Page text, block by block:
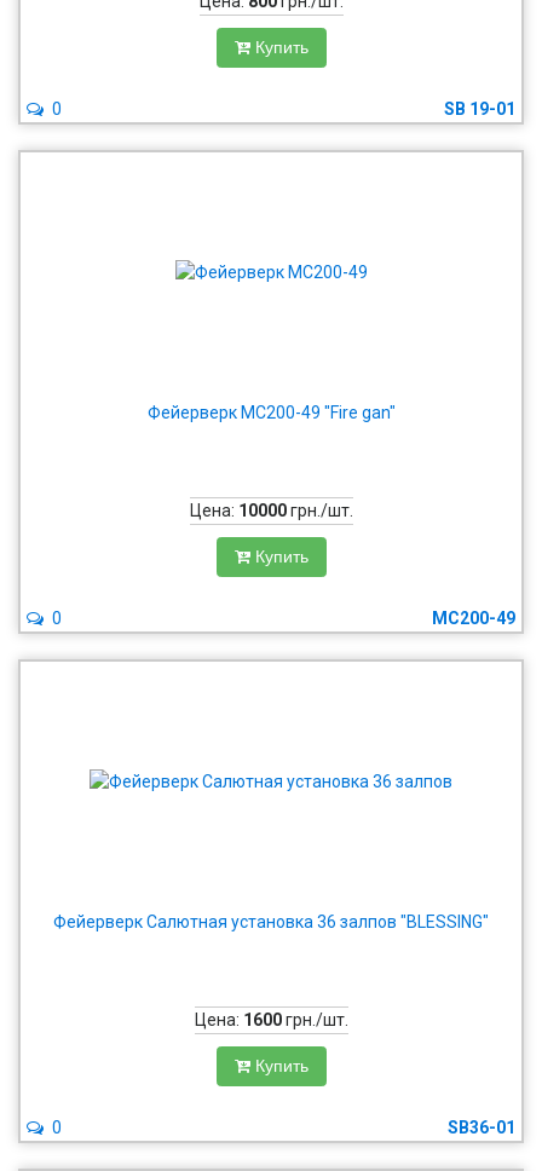
Купить
SB 19-01
0
Фейерверк MC200-49 "Fire gan"
Цена: 10000грн./шт.
Купить
MC200-49
0
Фейерверк Салютная установка 36 залпов "BLESSING"
Цена: 1600грн./шт.
Купить
SB36-01
0